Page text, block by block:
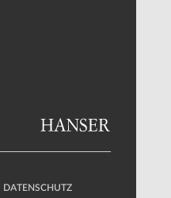
DATENSCHUTZ